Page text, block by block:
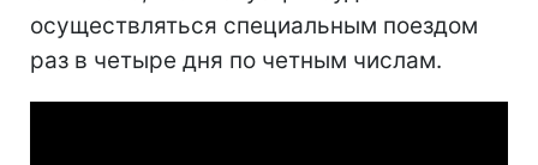
осуществляться специальным поездом
раз в четыре дня по четным числам.